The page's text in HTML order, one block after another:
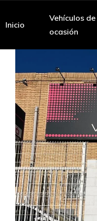
Inicio
Vehículos de
ocasión